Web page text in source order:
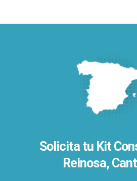
Solicita tu Kit
Reinosa,